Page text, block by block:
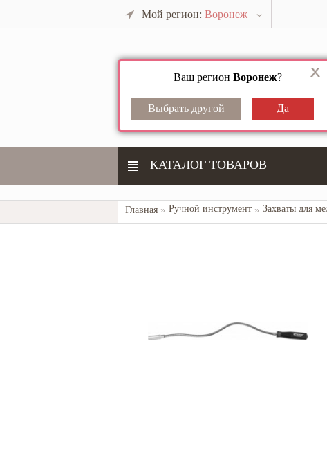
Мой регион: Воронеж
Ваш регион Воронеж?
КАТАЛОГ ТОВАРОВ
Главная Ручной инструмент Захваты для